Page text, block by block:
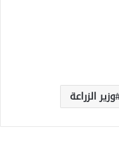
وزير الزراعة